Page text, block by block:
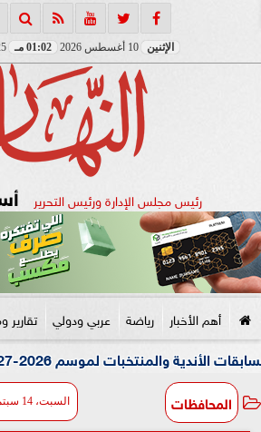
الإثنين 10 أغسطس 2026 01:02 مـ 25
رئيس مجلس الإدارة ورئيس التحرير
أهم الأخبار رياضة عربي ودولي تقارير
لموسم 2026-2027
المحافظات السبت، 14 سبتمبر 2024